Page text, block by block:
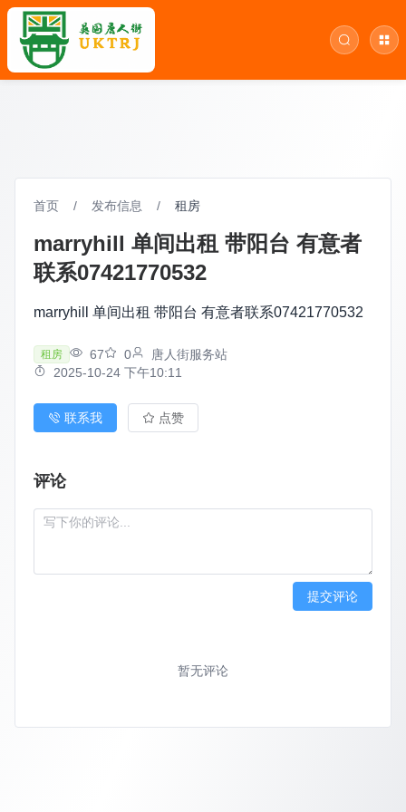
首页 / 发布信息 / 租房
marryhill 单间出租 带阳台 有意者
联系07421770532
marryhill 单间出租 带阳台 有意者联系07421770532
租房 67 0
唐人街服务站
2025-10-24 下午10:11
联系我 点赞
评论
提交评论
暂无评论